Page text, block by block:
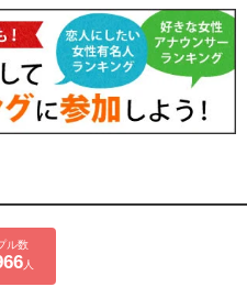
ル数
人